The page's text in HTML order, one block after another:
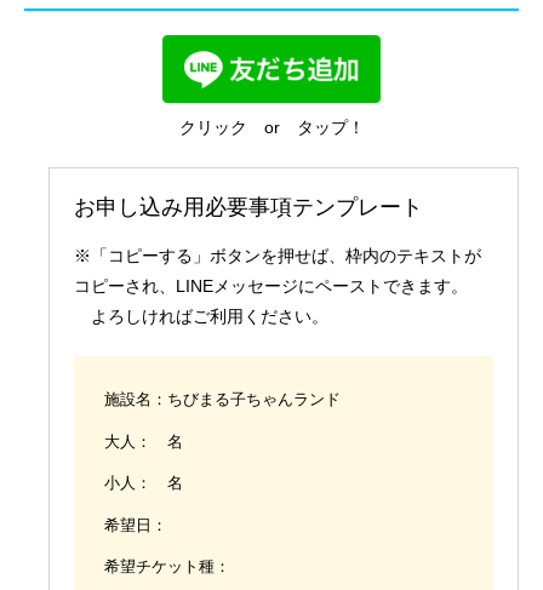
クリック or タップ！
お申し込み用必要事項テンプレート
※「コピーする」ボタンを押せば、枠内のテキストが
コピーされ、LINEメッセージにペーストできます。
よろしければご利用ください。
施設名：ちびまる子ちゃんランド
大人： 名
小人： 名
希望日：
希望チケット種：